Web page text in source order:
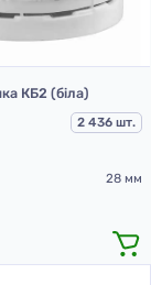
КБ2 (біла)
2 436 шт.
28 мм